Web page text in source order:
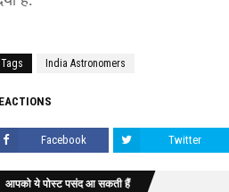
Tags India Astronomers
Facebook Twitter
आपको ये पोस्ट पसंद आ सकती हैं